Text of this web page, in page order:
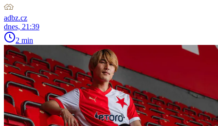
adbz.cz
dnes, 21:39
2 min